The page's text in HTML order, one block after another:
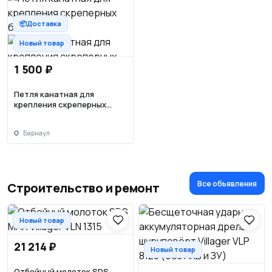
📦Доставка
Новый товар
1 500 ₽
Петля канатная для
крепления скреперных
Барнаул
Строительство и ремонт Все объявления
Новый товар
21 214 ₽ Новый товар